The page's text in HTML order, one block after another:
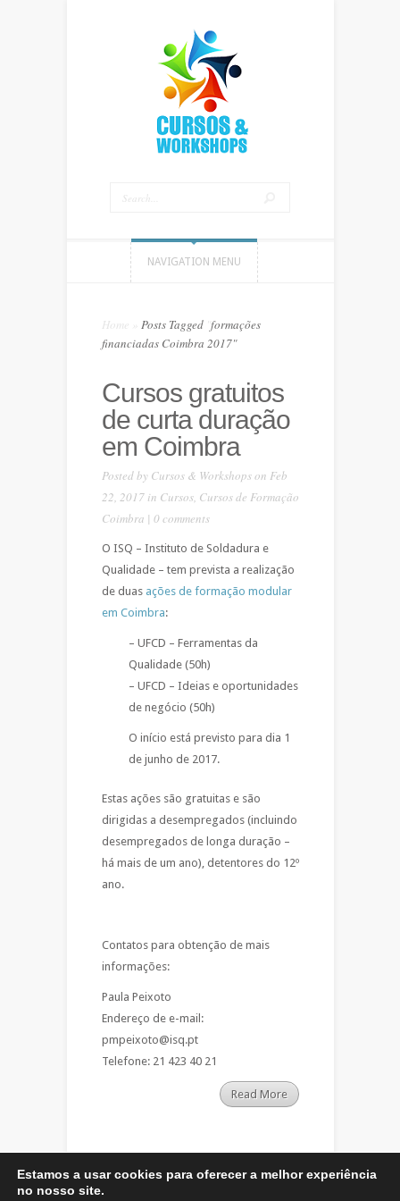
NAVIGATION MENU
Home Posts Tagged formações
financiadas Coimbra 2017"
Cursos gratuitos
de curta duração
em Coimbra
Posted by Cursos & Workshopson Feb
22, 2017 in Cursos, Cursos de Formação
Coimbra | 0 comments
O ISQ – Instituto de Soldadura e
Qualidade – tem prevista a realização
de duas ações de formação modular
em Coimbra:
– UFCD – Ferramentas da
Qualidade (50h)
– UFCD – Ideias e oportunidades
de negócio (50h)
O início está previsto para dia 1
de junho de 2017.
Estas ações são gratuitas e são
dirigidas a desempregados (incluindo
desempregados de longa duração –
há mais de um ano), detentores do 12º
ano.
Contatos para obtenção de mais
informações:
Paula Peixoto
Endereço de e-mail:
pmpeixoto@isq.pt
Telefone: 21 423 40 21
Read More
Estamos a usar cookies para oferecer a melhor experiência
no nosso site.